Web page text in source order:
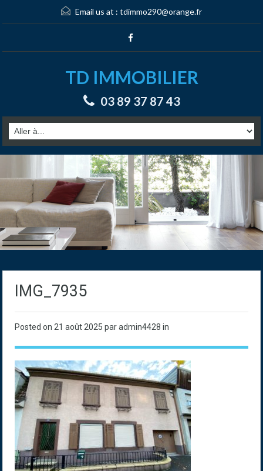
Email us at : tdimmo290@orange.fr
TD IMMOBILIER
03 89 37 87 43
IMG_7935
Posted on 21 août 2025 par admin4428 in